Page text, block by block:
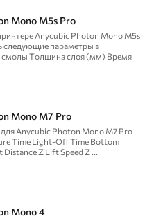
Mono M5s Pro
Anycubic Photon Mono M5s
следующие параметры в
смолы Толщина слоя (мм) Время
Mono M7 Pro
Anycubic Photon Mono M7 Pro
Time Light-Off Time Bottom
Z Lift Speed Z ...
Mono 4